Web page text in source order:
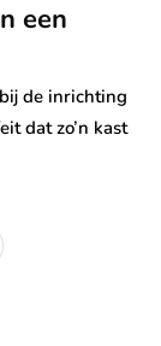
een
de inrichting
dat zo’n kast